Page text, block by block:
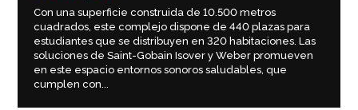
Con una superficie construida de 10.500 metros
cuadrados, este complejo dispone de 440 plazas para
estudiantes que se distribuyen en 320 habitaciones. Las
soluciones de Saint-Gobain Isover y Weber promueven
en este espacio entornos sonoros saludables, que
cumplen con...